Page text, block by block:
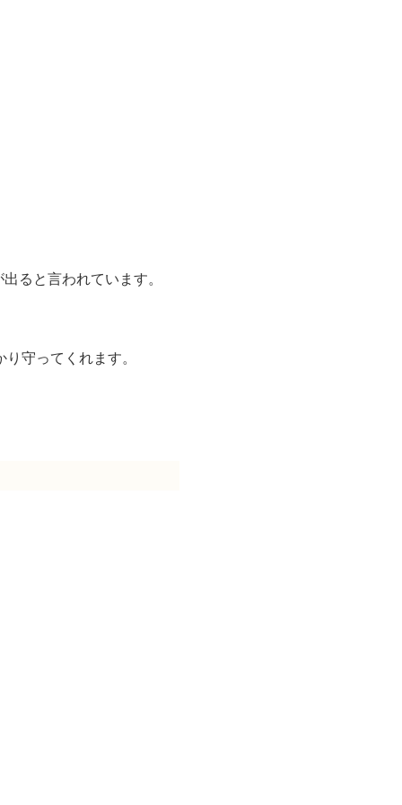
ると言われています。
守ってくれます。